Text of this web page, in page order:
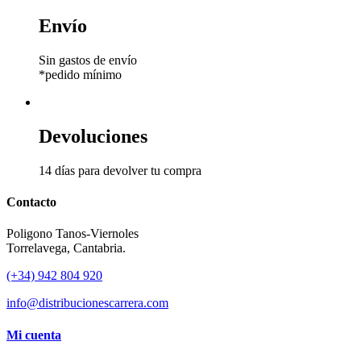
Envío
Sin gastos de envío
*pedido mínimo
Devoluciones
14 días para devolver tu compra
Contacto
Poligono Tanos-Viernoles
Torrelavega, Cantabria.
(+34) 942 804 920
info@distribucionescarrera.com
Mi cuenta